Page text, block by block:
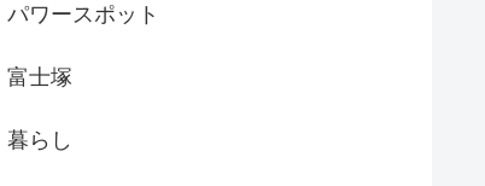
パワースポット
富士塚
暮らし